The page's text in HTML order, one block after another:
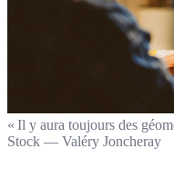
« Il y aura toujours des
Stock — Valéry Joncheray